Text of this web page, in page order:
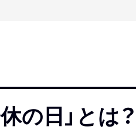
休の日」とは？